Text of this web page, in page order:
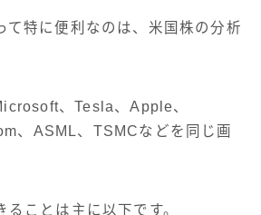
て特に便利なのは、米国株の分析
、Tesla、Apple、
、ASML、TSMCなどを同じ画
ことは主に以下です。